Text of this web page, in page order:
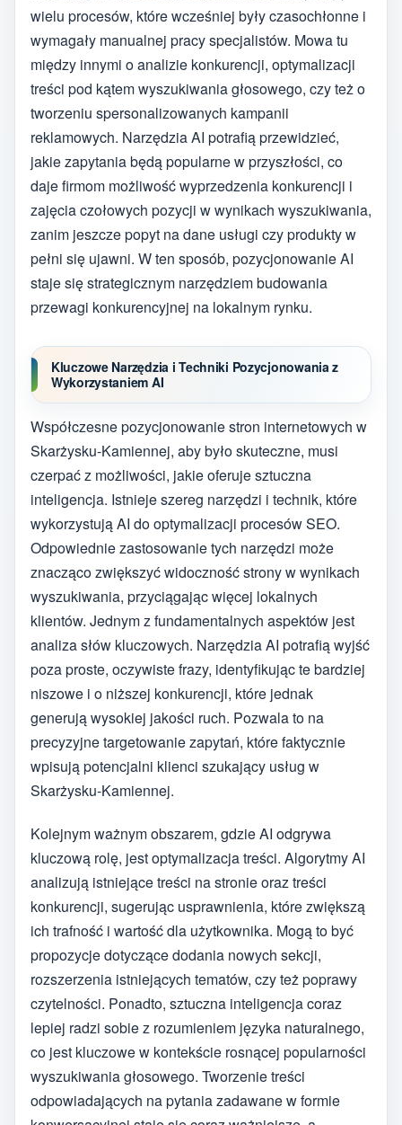
wielu procesów, które wcześniej były czasochłonne i
wymagały manualnej pracy specjalistów. Mowa tu
między innymi o analizie konkurencji, optymalizacji
treści pod kątem wyszukiwania głosowego, czy też o
tworzeniu spersonalizowanych kampanii
reklamowych. Narzędzia AI potrafią przewidzieć,
jakie zapytania będą popularne w przyszłości, co
daje firmom możliwość wyprzedzenia konkurencji i
zajęcia czołowych pozycji w wynikach wyszukiwania,
zanim jeszcze popyt na dane usługi czy produkty w
pełni się ujawni. W ten sposób, pozycjonowanie AI
staje się strategicznym narzędziem budowania
przewagi konkurencyjnej na lokalnym rynku.
Kluczowe Narzędzia i Techniki Pozycjonowania z
Wykorzystaniem AI
Współczesne pozycjonowanie stron internetowych w
Skarżysku-Kamiennej, aby było skuteczne, musi
czerpać z możliwości, jakie oferuje sztuczna
inteligencja. Istnieje szereg narzędzi i technik, które
wykorzystują AI do optymalizacji procesów SEO.
Odpowiednie zastosowanie tych narzędzi może
znacząco zwiększyć widoczność strony w wynikach
wyszukiwania, przyciągając więcej lokalnych
klientów. Jednym z fundamentalnych aspektów jest
analiza słów kluczowych. Narzędzia AI potrafią wyjść
poza proste, oczywiste frazy, identyfikując te bardziej
niszowe i o niższej konkurencji, które jednak
generują wysokiej jakości ruch. Pozwala to na
precyzyjne targetowanie zapytań, które faktycznie
wpisują potencjalni klienci szukający usług w
Skarżysku-Kamiennej.
Kolejnym ważnym obszarem, gdzie AI odgrywa
kluczową rolę, jest optymalizacja treści. Algorytmy AI
analizują istniejące treści na stronie oraz treści
konkurencji, sugerując usprawnienia, które zwiększą
ich trafność i wartość dla użytkownika. Mogą to być
propozycje dotyczące dodania nowych sekcji,
rozszerzenia istniejących tematów, czy też poprawy
czytelności. Ponadto, sztuczna inteligencja coraz
lepiej radzi sobie z rozumieniem języka naturalnego,
co jest kluczowe w kontekście rosnącej popularności
wyszukiwania głosowego. Tworzenie treści
odpowiadających na pytania zadawane w formie